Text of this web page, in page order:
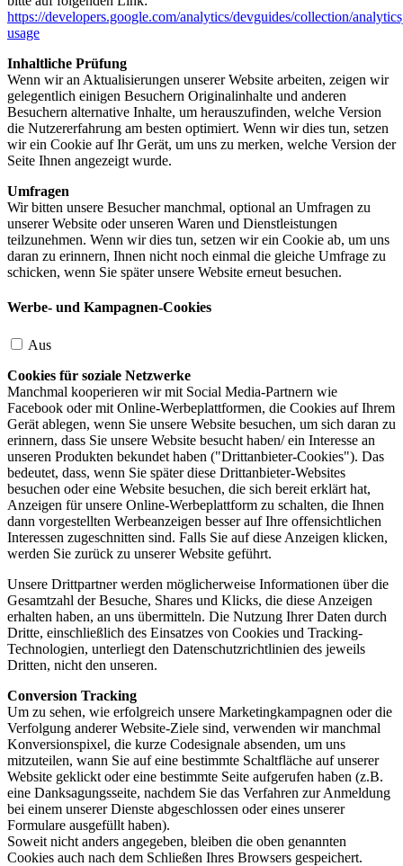
https://developers.google.com/analytics/devguides/collection/
usage
Inhaltliche Prüfung
Wenn wir an Aktualisierungen unserer Website arbeiten, zeigen wir
gelegentlich einigen Besuchern Originalinhalte und anderen
Besuchern alternative Inhalte, um herauszufinden, welche Version
die Nutzererfahrung am besten optimiert. Wenn wir dies tun, setzen
wir ein Cookie auf Ihr Gerät, um uns zu merken, welche Version der
Seite Ihnen angezeigt wurde.
Umfragen
Wir bitten unsere Besucher manchmal, optional an Umfragen zu
unserer Website oder unseren Waren und Dienstleistungen
teilzunehmen. Wenn wir dies tun, setzen wir ein Cookie ab, um uns
daran zu erinnern, Ihnen nicht noch einmal die gleiche Umfrage zu
schicken, wenn Sie später unsere Website erneut besuchen.
Werbe- und Kampagnen-Cookies
Aus
Cookies für soziale Netzwerke
Manchmal kooperieren wir mit Social Media-Partnern wie
Facebook oder mit Online-Werbeplattformen, die Cookies auf Ihrem
Gerät ablegen, wenn Sie unsere Website besuchen, um sich daran zu
erinnern, dass Sie unsere Website besucht haben/ ein Interesse an
unseren Produkten bekundet haben ("Drittanbieter-Cookies"). Das
bedeutet, dass, wenn Sie später diese Drittanbieter-Websites
besuchen oder eine Website besuchen, die sich bereit erklärt hat,
Anzeigen für unsere Online-Werbeplattform zu schalten, die Ihnen
dann vorgestellten Werbeanzeigen besser auf Ihre offensichtlichen
Interessen zugeschnitten sind. Falls Sie auf diese Anzeigen klicken,
werden Sie zurück zu unserer Website geführt.
Unsere Drittpartner werden möglicherweise Informationen über die
Gesamtzahl der Besuche, Shares und Klicks, die diese Anzeigen
erhalten haben, an uns übermitteln. Die Nutzung Ihrer Daten durch
Dritte, einschließlich des Einsatzes von Cookies und Tracking-
Technologien, unterliegt den Datenschutzrichtlinien des jeweils
Dritten, nicht den unseren.
Conversion Tracking
Um zu sehen, wie erfolgreich unsere Marketingkampagnen oder die
Verfolgung anderer Website-Ziele sind, verwenden wir manchmal
Konversionspixel, die kurze Codesignale absenden, um uns
mitzuteilen, wann Sie auf eine bestimmte Schaltfläche auf unserer
Website geklickt oder eine bestimmte Seite aufgerufen haben (z.B.
eine Danksagungsseite, nachdem Sie das Verfahren zur Anmeldung
bei einem unserer Dienste abgeschlossen oder eines unserer
Formulare ausgefüllt haben).
Soweit nicht anders angegeben, bleiben die oben genannten
Cookies auch nach dem Schließen Ihres Browsers gespeichert.